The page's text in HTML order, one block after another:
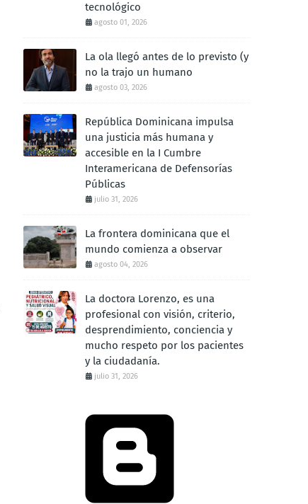
tecnológico
agosto 01, 2026
La ola llegó antes de lo previsto (y
no la trajo un humano
agosto 03, 2026
República Dominicana impulsa
una justicia más humana y
accesible en la I Cumbre
Interamericana de Defensorías
Públicas
julio 31, 2026
La frontera dominicana que el
mundo comienza a observar
agosto 04, 2026
La doctora Lorenzo, es una
profesional con visión, criterio,
desprendimiento, conciencia y
mucho respeto por los pacientes
y la ciudadanía.
julio 31, 2026